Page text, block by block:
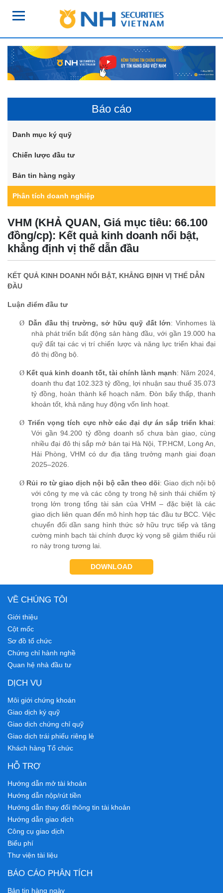
Báo cáo
Danh mục ký quỹ
Chiến lược đầu tư
Bản tin hàng ngày
Phân tích doanh nghiệp
VHM (KHẢ QUAN, Giá mục tiêu: 66.100
đồng/cp): Kết quả kinh doanh nổi bật,
khẳng định vị thế dẫn đầu
KẾT QUẢ KINH DOANH NỔI BẬT, KHẲNG ĐỊNH VỊ THẾ DẪN
ĐẦU
Luận điểm đầu tư
Ø Dẫn đầu thị trường, sở hữu quỹ đất lớn:Vinhomes là
nhà phát triển bất động sản hàng đầu, với gần 19.000 ha
quỹ đất tại các vị trí chiến lược và năng lực triển khai đại
đô thị đồng bộ.
Ø Kết quả kinh doanh tốt, tài chính lành mạnh: Năm 2024,
doanh thu đạt 102.323 tỷ đồng, lợi nhuận sau thuế 35.073
tỷ đồng, hoàn thành kế hoạch năm. Đòn bẩy thấp, thanh
khoản tốt, khả năng huy động vốn linh hoạt.
Ø Triển vọng tích cực nhờ các đại dự án sắp triển khai:
Với gần 94.200 tỷ đồng doanh số chưa bàn giao, cùng
nhiều đại đô thị sắp mở bán tại Hà Nội, TP.HCM, Long An,
Hải Phòng, VHM có dư địa tăng trưởng mạnh giai đoạn
2025–2026.
Ø Rủi ro từ giao dịch nội bộ cần theo dõi: Giao dịch nội bộ
với công ty mẹ và các công ty trong hệ sinh thái chiếm tỷ
trọng lớn trong tổng tài sản của VHM– đặc biệt là các
giao dịch liên quan đến mô hình hợp tác đầu tư BCC. Việc
chuyển đổi dần sang hình thức sở hữu trực tiếp và tăng
cường minh bạch tài chính được kỳ vọng sẽ giảm thiểu rủi
ro này trong tương lai.
DOWNLOAD
VỀ CHÚNG TÔI
Giới thiệu
Cột mốc
Sơ đồ tổ chức
Chứng chỉ hành nghề
Quan hệ nhà đầu tư
DỊCH VỤ
Môi giới chứng khoán
Giao dịch ký quỹ
Giao dịch chứng chỉ quỹ
Giao dịch trái phiếu riêng lẻ
Khách hàng Tổ chức
HỖ TRỢ
Hướng dẫn mở tài khoản
Hướng dẫn nộp/rút tiền
Hướng dẫn thay đổi thông tin tài khoản
Hướng dẫn giao dịch
Công cụ giao dịch
Biểu phí
Thư viện tài liệu
BÁO CÁO PHÂN TÍCH
Bản tin hàng ngày